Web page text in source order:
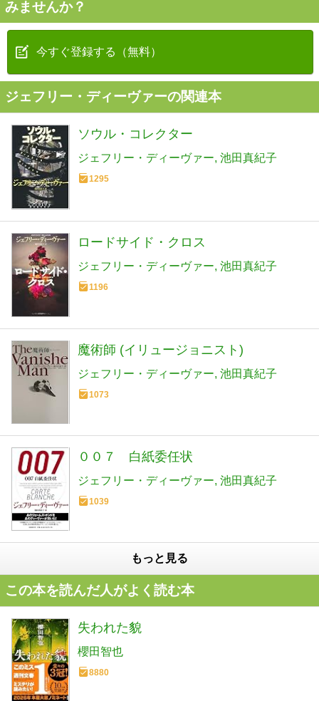
みませんか？
今すぐ登録する（無料）
ジェフリー・ディーヴァーの関連本
ソウル・コレクター
ジェフリー・ディーヴァー 池田真紀子
1295
ロードサイド・クロス
ジェフリー・ディーヴァー 池田真紀子
1196
魔術師 (イリュージョニスト)
ジェフリー・ディーヴァー 池田真紀子
1073
００７ 白紙委任状
ジェフリー・ディーヴァー 池田真紀子
1039
もっと見る
この本を読んだ人がよく読む本
失われた貌
櫻田智也
8880